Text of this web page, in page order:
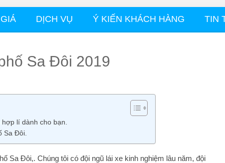
DỊCH VỤ Ý KIẾN KHÁCH HÀNG TIN
Sa Đôi 2019
lí dành cho bạn.
Sa Đôi.
Sa Đôi,. Chúng tôi có đội ngũ lái xe kinh nghiệm lâu năm, đội